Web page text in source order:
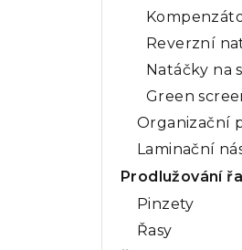
Reverzní
Natáčky na
Green
Organizační
Laminační
Prodlužování
Pinzety
Řasy